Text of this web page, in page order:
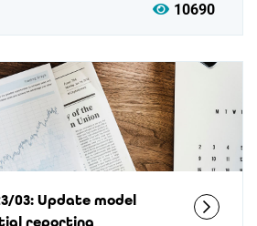
10690
03: Update model
reporting